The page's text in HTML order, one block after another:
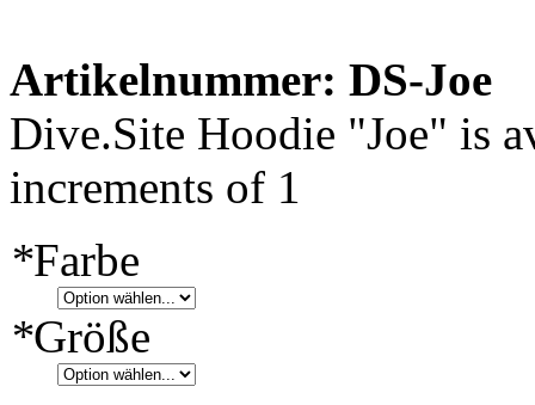
Artikelnummer: DS-Joe
Dive.Site Hoodie "Joe" is
increments of 1
*Farbe
*Größe